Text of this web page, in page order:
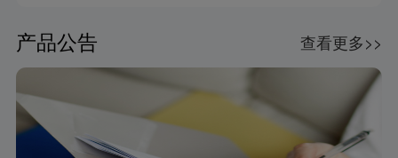
产品公告 查看更多>>